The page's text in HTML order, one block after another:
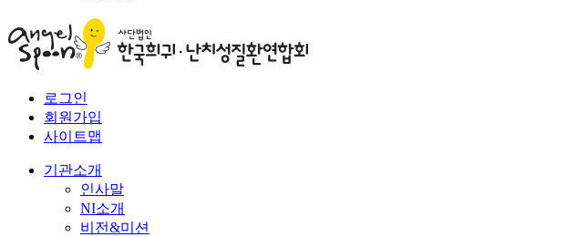
로그인
회원가입
사이트맵
기관소개
인사말
NI소개
비전&미션